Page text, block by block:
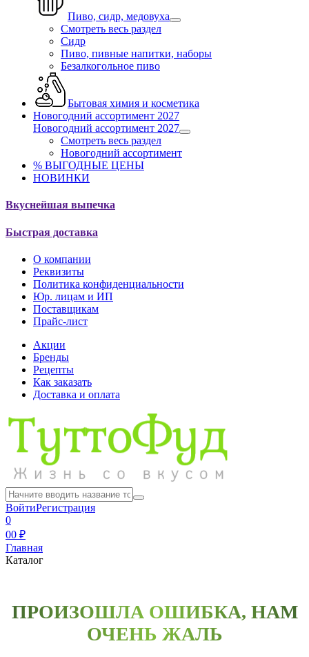
Пиво, сидр, медовуха
Смотреть весь раздел
Сидр
Пиво, пивные напитки, наборы
Безалкогольное пиво
Бытовая химия и косметика
Новогодний ассортимент 2027
Новогодний ассортимент 2027
Смотреть весь раздел
Новогодний ассортимент
% ВЫГОДНЫЕ ЦЕНЫ
НОВИНКИ
Вкуснейшая выпечка
Быстрая доставка
О компании
Реквизиты
Политика конфиденциальности
Юр. лицам и ИП
Поставщикам
Прайс-лист
Акции
Бренды
Рецепты
Как заказать
Доставка и оплата
ВойтиРегистрация
0
00 ₽
Главная
Каталог
ПРОИЗОШЛА ОШИБКА, НАМ
ОЧЕНЬ ЖАЛЬ